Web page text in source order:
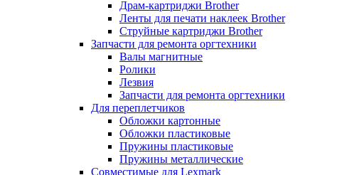
Драм-картриджи Brother
Ленты для печати наклеек Brother
Струйные картриджи Brother
Запчасти для ремонта оргтехники
Валы магнитные
Ролики
Лезвия
Запчасти для ремонта оргтехники
Для переплетчиков
Обложки картонные
Обложки пластиковые
Пружины пластиковые
Пружины металлические
Совместимые для Lexmark